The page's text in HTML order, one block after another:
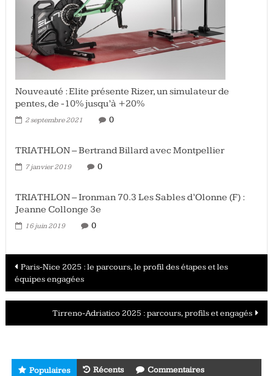
Nouveauté : Elite présente Rizer, un simulateur de
pentes, de -10% jusqu’à +20%
2 septembre 2021 0
TRIATHLON – Bertrand Billard avec Montpellier
7 janvier 2019 0
TRIATHLON – Ironman 70.3 Les Sables d’Olonne (F) :
Jeanne Collonge 3e
16 juin 2019 0
Navigation
des
articles
Paris-Nice 2025 : le parcours, le profil des étapes et les
équipes engagées
Tirreno-Adriatico 2025 : parcours, profils et engagés
Populaires Récents Commentaires